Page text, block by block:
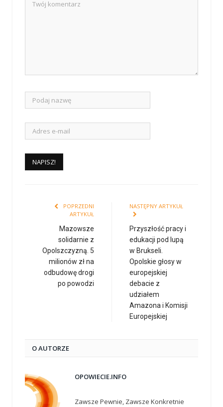
POPRZEDNI
ARTYKUŁ
Mazowsze
solidarnie z
Opolszczyzną. 5
milionów zł na
odbudowę drogi
po powodzi
NASTĘPNY ARTYKUŁ
Przyszłość pracy i
edukacji pod lupą
w Brukseli.
Opolskie głosy w
europejskiej
debacie z
udziałem
Amazona i Komisji
Europejskiej
O AUTORZE
OPOWIECIE.INFO
Zawsze Pewnie, Zawsze Konkretnie